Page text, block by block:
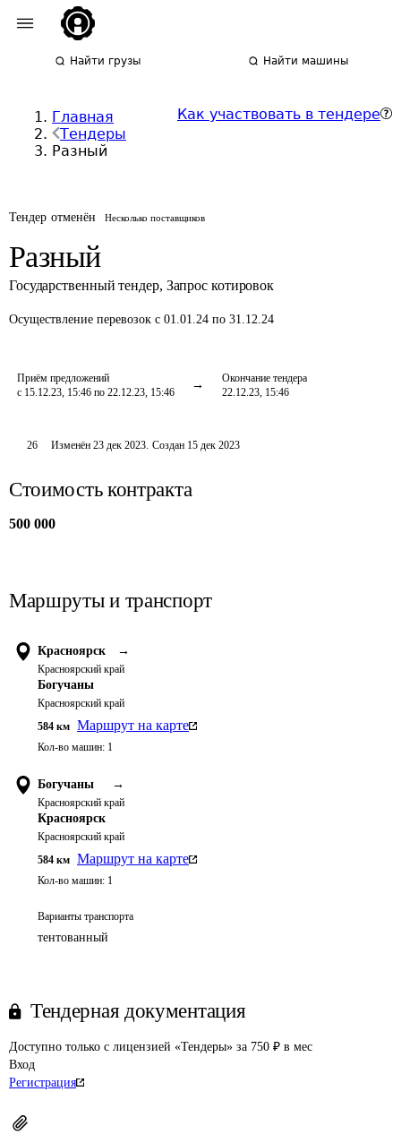
Найти грузы Найти машины
Главная
Тендеры
Разный
Как участвовать в тендере
Тендер отменён Несколько поставщиков
Разный
Государственный тендер, Запрос котировок
Осуществление перевозок с 01.01.24 по 31.12.24
Приём предложений
с 15.12.23, 15:46 по 22.12.23, 15:46
Окончание тендера
22.12.23, 15:46
26 Изменён23 дек 2023. Создан 15 дек 2023
Стоимость контракта
500 000
Маршруты и транспорт
Красноярск →
Красноярский край
Богучаны
Красноярский край
584 км Маршрут на карте
Кол-во машин: 1
Богучаны →
Красноярский край
Красноярск
Красноярский край
584 км Маршрут на карте
Кол-во машин: 1
Варианты транспорта
тентованный
Тендерная документация
Доступно только с лицензией «Тендеры» за 750 ₽ в мес
Вход
Регистрация